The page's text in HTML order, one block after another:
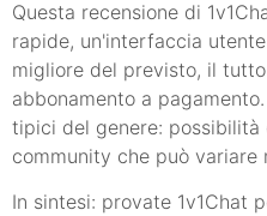
Questa recensione di
rapide, un'interfaccia
migliore del previsto, il
abbonamento a
tipici del genere:
community che può variare
In sintesi: provate 1v1Chat